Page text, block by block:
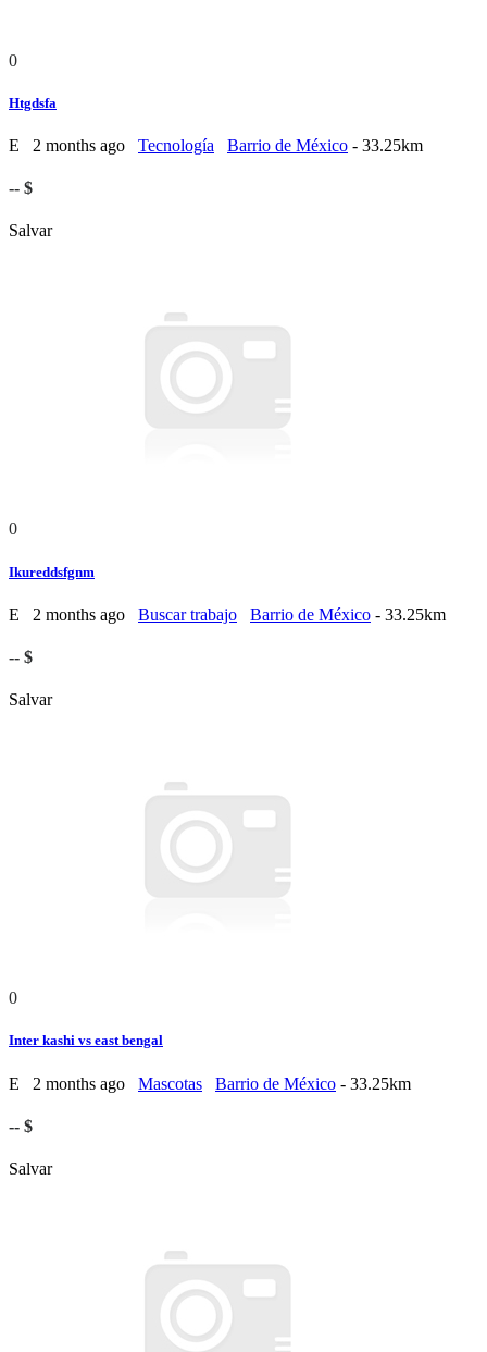
0
Htgdsfa
E 2 months ago Tecnología Barrio de México - 33.25km
-- $
Salvar
0
Ikureddsfgnm
E 2 months ago Buscar trabajo Barrio de México - 33.25km
-- $
Salvar
0
Inter kashi vs east bengal
E 2 months ago Mascotas Barrio de México - 33.25km
-- $
Salvar